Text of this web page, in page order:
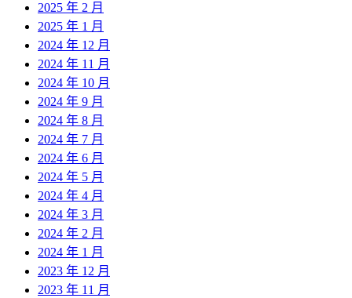
2025 年 2 月
2025 年 1 月
2024 年 12 月
2024 年 11 月
2024 年 10 月
2024 年 9 月
2024 年 8 月
2024 年 7 月
2024 年 6 月
2024 年 5 月
2024 年 4 月
2024 年 3 月
2024 年 2 月
2024 年 1 月
2023 年 12 月
2023 年 11 月